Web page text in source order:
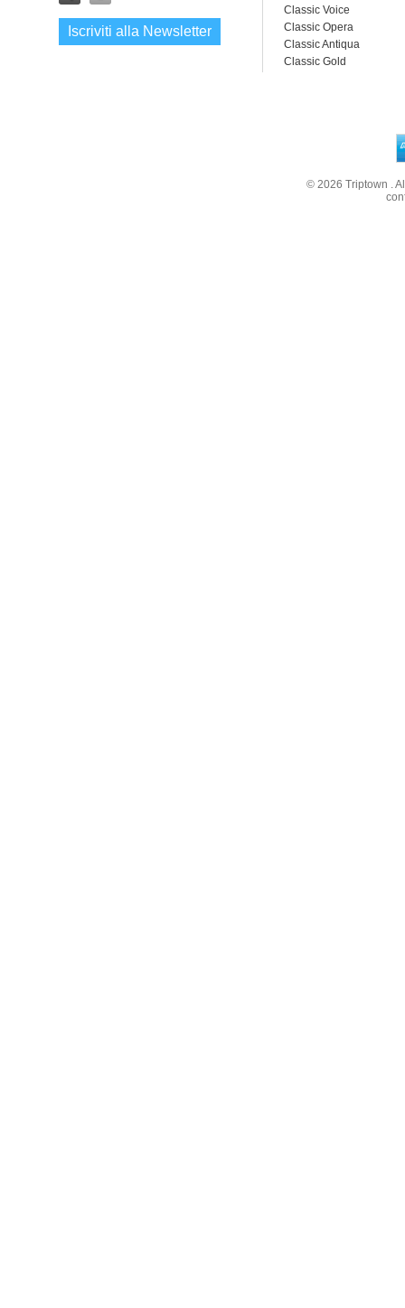
Iscriviti alla Newsletter
Classic Voice
Classic Opera
Classic Antiqua
Classic Gold
© 2026Triptown .